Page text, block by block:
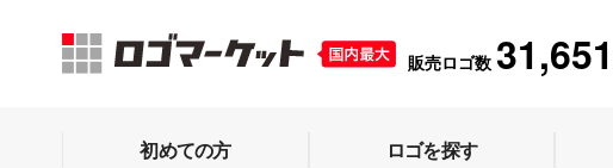
販売ロゴ数 31,651
初めての方 ロゴを探す